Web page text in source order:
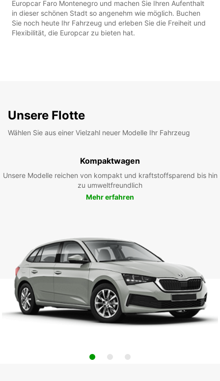
Europcar Faro Montenegro und machen Sie Ihren Aufenthalt
in dieser schönen Stadt so angenehm wie möglich. Buchen
Sie noch heute Ihr Fahrzeug und erleben Sie die Freiheit und
Flexibilität, die Europcar zu bieten hat.
Unsere Flotte
Wählen Sie aus einer Vielzahl neuer Modelle Ihr Fahrzeug
Kompaktwagen
Unsere Modelle reichen von kompakt und kraftstoffsparend bis hin
zu umweltfreundlich
Mehr erfahren